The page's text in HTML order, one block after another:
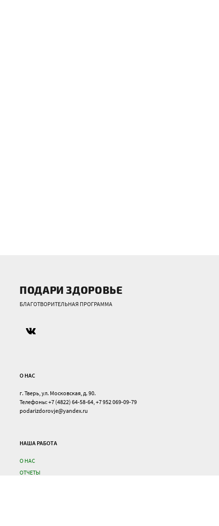
ПОДАРИ ЗДОРОВЬЕ
БЛАГОТВОРИТЕЛЬНАЯ ПРОГРАММА
О НАС
г. Тверь, ул. Московская, д. 90.
Телефоны: +7 (4822) 64-58-64, +7 952 069-09-79
podarizdorovje@yandex.ru
НАША РАБОТА
О НАС
ОТЧЕТЫ